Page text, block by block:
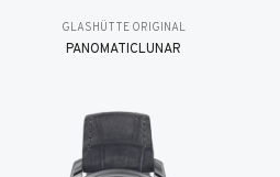
GLASHÜTTE ORIGINAL
PANOMATICLUNAR